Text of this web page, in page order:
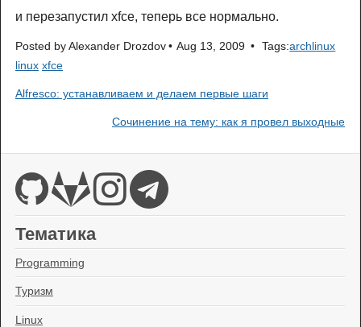
и перезапустил xfce, теперь все нормально.
Posted by Alexander Drozdov Aug 13, 2009 Tags:archlinux
linux xfce
Alfresco: устанавливаем и делаем первые шаги
Сочинение на тему: как я провел выходные
Тематика
Programming
Туризм
Linux